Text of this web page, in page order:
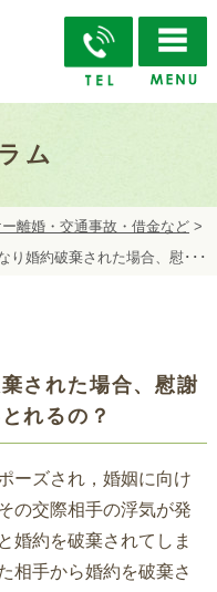
ム
離婚・交通事故・借金など >
り婚約破棄された場合、慰･･･
された場合、慰謝
れるの？
ーズされ，婚姻に向け
の交際相手の浮気が発
婚約を破棄されてしま
相手から婚約を破棄さ